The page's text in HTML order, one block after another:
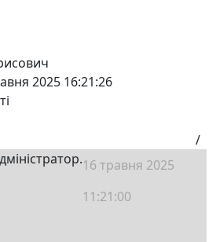
2025 16:21:26
/
16 травня 2025
11:21:00